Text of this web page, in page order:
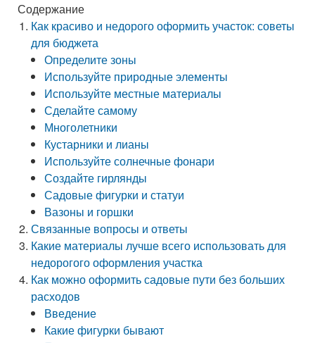
Содержание
Как красиво и недорого оформить участок: советы
для бюджета
Определите зоны
Используйте природные элементы
Используйте местные материалы
Сделайте самому
Многолетники
Кустарники и лианы
Используйте солнечные фонари
Создайте гирлянды
Садовые фигурки и статуи
Вазоны и горшки
Связанные вопросы и ответы
Какие материалы лучше всего использовать для
недорогого оформления участка
Как можно оформить садовые пути без больших
расходов
Введение
Какие фигурки бывают